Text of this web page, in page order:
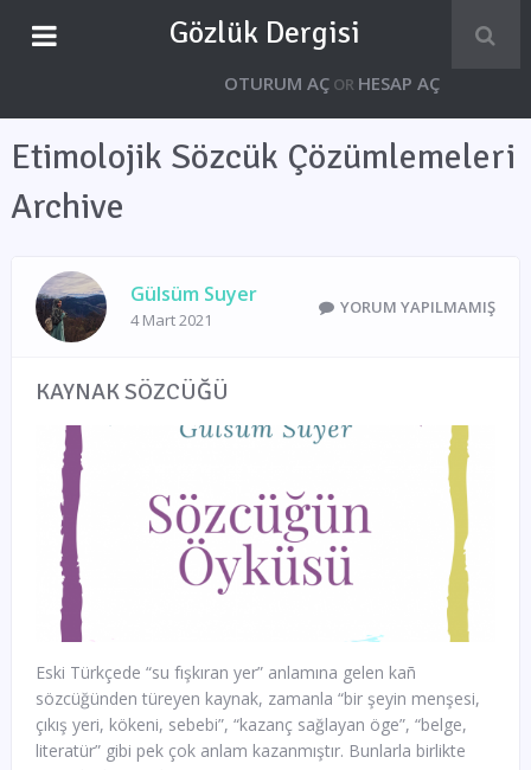
Gözlük Dergisi
OTURUM AÇOR HESAP AÇ
Etimolojik Sözcük Çözümlemeleri
Archive
Gülsüm Suyer
4 Mart 2021
YORUM YAPILMAMIŞ
KAYNAK SÖZCÜĞÜ
Eski Türkçede “su fışkıran yer” anlamına gelen kañ
sözcüğünden türeyen kaynak, zamanla “bir şeyin menşesi,
çıkış yeri, kökeni, sebebi”, “kazanç sağlayan öge”, “belge,
literatür” gibi pek çok anlam kazanmıştır. Bunlarla birlikte